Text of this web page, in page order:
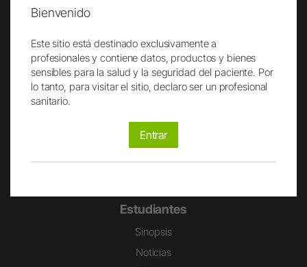
Historia/Museo Odontológico
Certificados
Trabajar en W&H
Campus W&H
Carreras de W&H
Estudiantes
Sinopsis
Noticias
Bienvenido
Este sitio está destinado exclusivamente a
profesionales y contiene datos, productos y bienes
sensibles para la salud y la seguridad del paciente. Por
lo tanto, para visitar el sitio, declaro ser un profesional
sanitario.
Entrar